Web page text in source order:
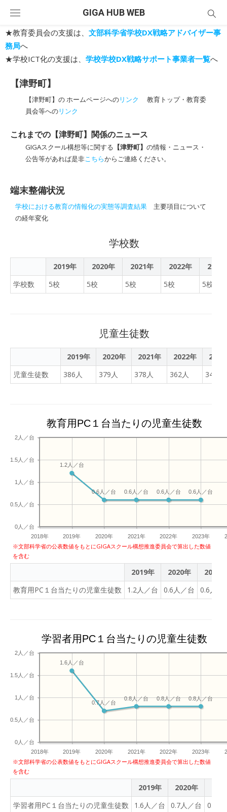
content
GIGA HUB WEB
★教育委員会の支援は、 文部科学省学校DX戦略アドバイザー事
務局へ
★学校ICT化の支援は、 学校学校DX戦略サポート事業者一覧へ
【津野町】
【津野町】の ホームページへのリンク
教育トップ・教育委
員会等へのリンク
これまでの【津野町】関係のニュース
GIGAスクール構想等に関する 【津野町】 の情報・ニュース・
公告等があれば是非こちらからご連絡ください。
端末整備状況
学校における教育の情報化の実態等調査結果 主要項目について
の経年変化
学校数
2019年 2020年 2021年 2022年
2023
学校数
5校 5校 5校 5校 5校
児童生徒数
2019年 2020年 2021年 2022年
2023
児童生徒数
386人 379人 378人 362人 340人
教育用PC１台当たりの児童生徒数
2018年 2019年 2020年 2021年 2022年 2023年
0人／台
0.5人／台
1人／台
1.5人／台
2人／台
0.6人／台
0.6人／台
0.6人／台
0.6人／台
1.2人／台
※文部科学省の公表数値をもとにGIGAスクール構想推進委員会で算出した数値
を含む
2019年 2020年
2021年
教育用PC１台当たりの児童生徒数
1.2人／台 0.6人／台 0.6人／
学習者用PC１台当たりの児童生徒数
2018年 2019年 2020年 2021年 2022年 2023年
0人／台
0.5人／台
1人／台
1.5人／台
2人／台
0.8人／台
0.8人／台
0.8人／台
0.7人／台
1.6人／台
※文部科学省の公表数値をもとにGIGAスクール構想推進委員会で算出した数値
を含む
2019年 2020年
学習者用PC１台当たりの児童生徒数
1.6人／台 0.7人／台 0.8人